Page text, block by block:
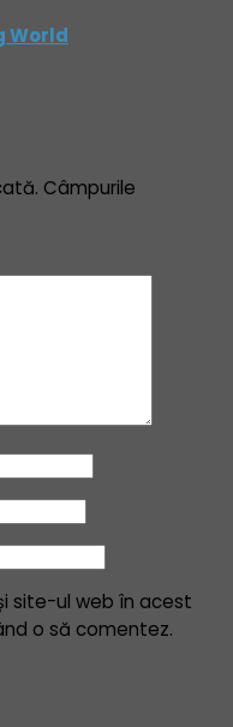
World
Câmpurile
site-ul web în acest
o să comentez.